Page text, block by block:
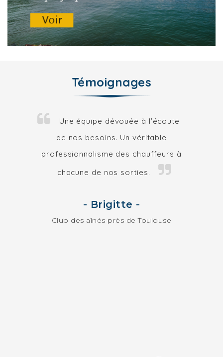
Témoignages
Une équipe dévouée à l'écoute
de nos besoins. Un véritable
professionnalisme des chauffeurs à
chacune de nos sorties.
- Brigitte -
Club des aînés prés de Toulouse